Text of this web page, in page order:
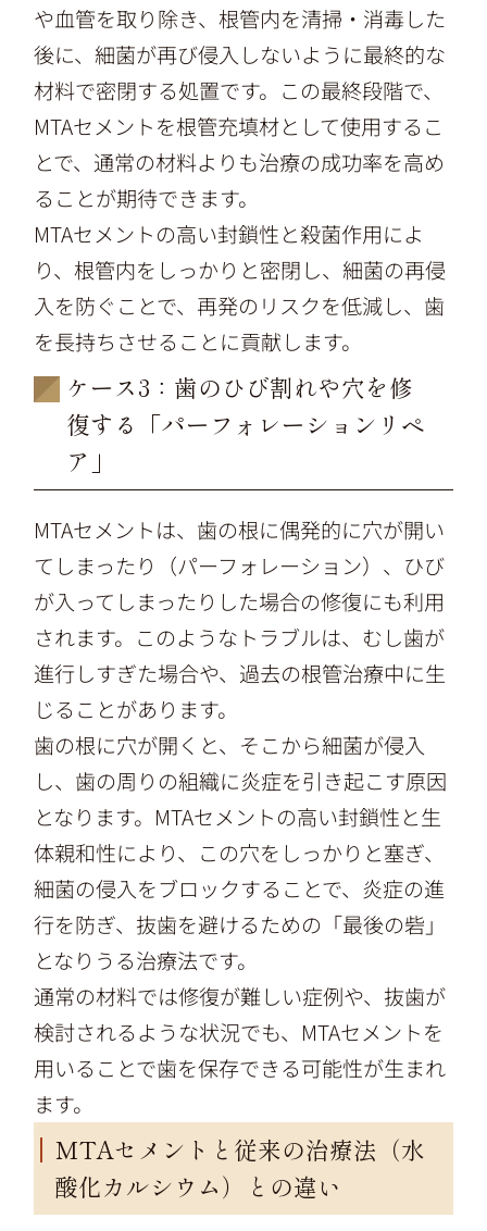
や血管を取り除き、根管内を清掃・消毒した
後に、細菌が再び侵入しないように最終的な
材料で密閉する処置です。この最終段階で、
MTAセメントを根管充填材として使用するこ
とで、通常の材料よりも治療の成功率を高め
ることが期待できます。
MTAセメントの高い封鎖性と殺菌作用によ
り、根管内をしっかりと密閉し、細菌の再侵
入を防ぐことで、再発のリスクを低減し、歯
を長持ちさせることに貢献します。
ケース3：歯のひび割れや穴を修
復する「パーフォレーションリペ
ア」
MTAセメントは、歯の根に偶発的に穴が開い
てしまったり（パーフォレーション）、ひび
が入ってしまったりした場合の修復にも利用
されます。このようなトラブルは、むし歯が
進行しすぎた場合や、過去の根管治療中に生
じることがあります。
歯の根に穴が開くと、そこから細菌が侵入
し、歯の周りの組織に炎症を引き起こす原因
となります。MTAセメントの高い封鎖性と生
体親和性により、この穴をしっかりと塞ぎ、
細菌の侵入をブロックすることで、炎症の進
行を防ぎ、抜歯を避けるための「最後の砦」
となりうる治療法です。
通常の材料では修復が難しい症例や、抜歯が
検討されるような状況でも、MTAセメントを
用いることで歯を保存できる可能性が生まれ
ます。
MTAセメントと従来の治療法（水
酸化カルシウム）との違い